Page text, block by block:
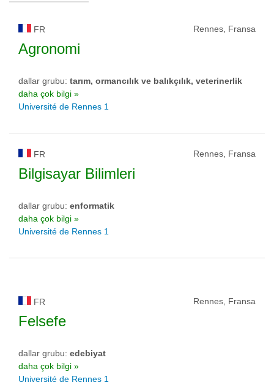
okul tipi
FR Rennes, Fransa
Agronomi
dallar grubu: tarım, ormancılık ve balıkçılık, veterinerlik
daha çok bilgi »
Université de Rennes 1
FR Rennes, Fransa
Bilgisayar Bilimleri
dallar grubu: enformatik
daha çok bilgi »
Université de Rennes 1
FR Rennes, Fransa
Felsefe
dallar grubu: edebiyat
daha çok bilgi »
Université de Rennes 1